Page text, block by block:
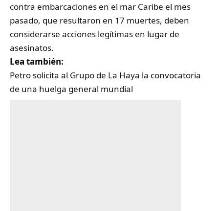
contra embarcaciones en el mar Caribe el mes
pasado, que resultaron en 17 muertes, deben
considerarse acciones legítimas en lugar de
asesinatos.
Lea también:
Petro solicita al Grupo de La Haya la convocatoria
de una huelga general mundial